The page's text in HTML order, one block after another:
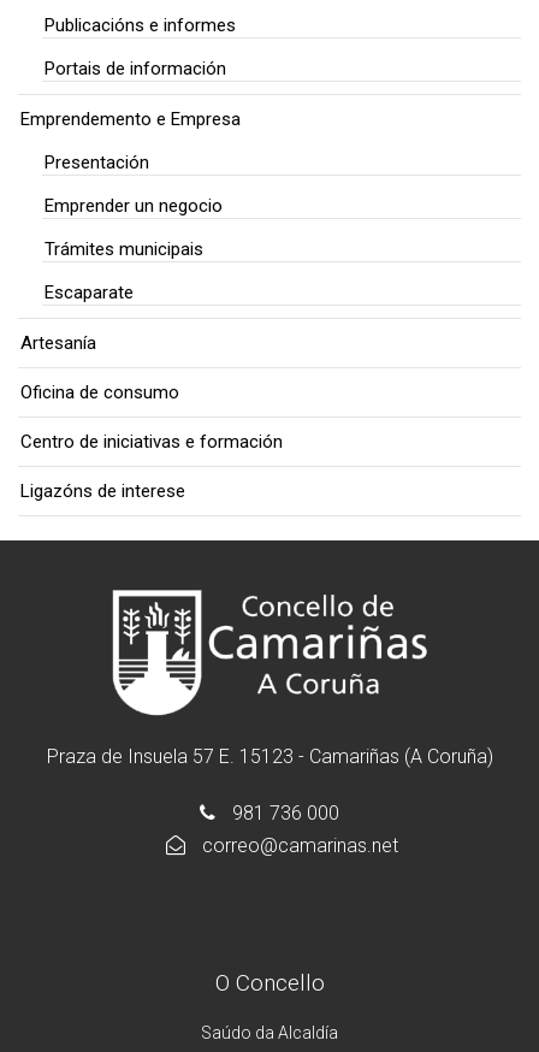
Publicacións e informes
Portais de información
Emprendemento e Empresa
Presentación
Emprender un negocio
Trámites municipais
Escaparate
Artesanía
Oficina de consumo
Centro de iniciativas e formación
Ligazóns de interese
Praza de Insuela 57 E. 15123 - Camariñas (A Coruña)
981 736 000
correo@camarinas.net
O Concello
Saúdo da Alcaldía